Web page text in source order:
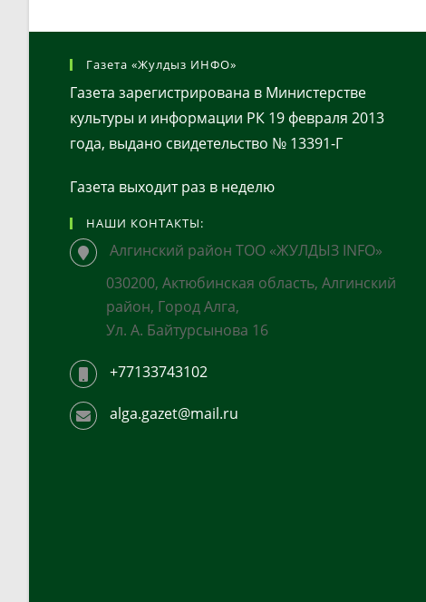
Газета «Жулдыз ИНФО»
Газета зарегистрирована в Министерстве
культуры и информации РК 19 февраля 2013
года, выдано свидетельство № 13391-Г
Газета выходит раз в неделю
НАШИ КОНТАКТЫ:
Алгинский район ТОО «ЖУЛДЫЗ INFO»
030200, Актюбинская область, Алгинский
район, Город Алга,
Ул. А. Байтурсынова 16
+77133743102
alga.gazet@mail.ru